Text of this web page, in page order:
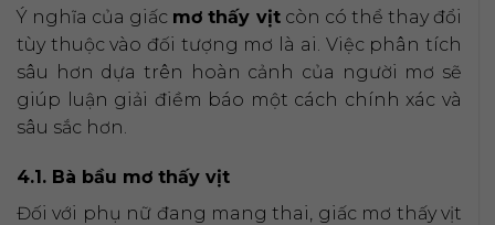
Ý nghĩa của giấc mơ thấy vịtcòn có thể thay đổi
tùy thuộc vào đối tượng mơ là ai. Việc phân tích
sâu hơn dựa trên hoàn cảnh của người mơ sẽ
giúp luận giải điềm báo một cách chính xác và
sâu sắc hơn.
4.1. Bà bầu mơ thấy vịt
Đối với phụ nữ đang mang thai, giấc mơ thấy vịt